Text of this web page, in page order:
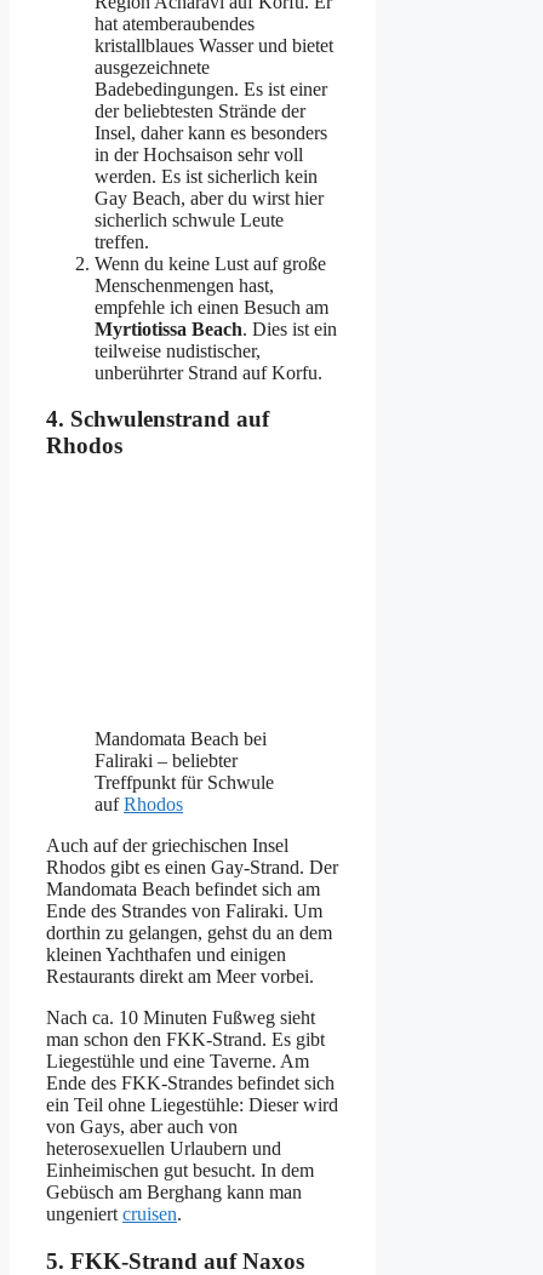
hat atemberaubendes
kristallblaues Wasser und bietet
ausgezeichnete
Badebedingungen. Es ist einer
der beliebtesten Strände der
Insel, daher kann es besonders
in der Hochsaison sehr voll
werden. Es ist sicherlich kein
Gay Beach, aber du wirst hier
sicherlich schwule Leute
treffen.
Wenn du keine Lust auf große
Menschenmengen hast,
empfehle ich einen Besuch am
Myrtiotissa Beach. Dies ist ein
teilweise nudistischer,
unberührter Strand auf Korfu.
4. Schwulenstrand auf
Rhodos
Mandomata Beach bei
Faliraki – beliebter
Treffpunkt für Schwule
aufRhodos
Auch auf der griechischen Insel
Rhodos gibt es einen Gay-Strand. Der
Mandomata Beach befindet sich am
Ende des Strandes von Faliraki. Um
dorthin zu gelangen, gehst du an dem
kleinen Yachthafen und einigen
Restaurants direkt am Meer vorbei.
Nach ca. 10 Minuten Fußweg sieht
man schon den FKK-Strand. Es gibt
Liegestühle und eine Taverne. Am
Ende des FKK-Strandes befindet sich
ein Teil ohne Liegestühle: Dieser wird
von Gays, aber auch von
heterosexuellen Urlaubern und
Einheimischen gut besucht. In dem
Gebüsch am Berghang kann man
ungeniert cruisen.
5. FKK-Strand auf Naxos